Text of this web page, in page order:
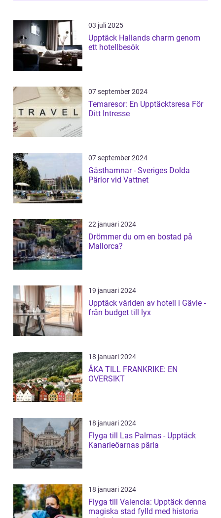
03 juli 2025
Upptäck Hallands charm genom
ett hotellbesök
07 september 2024
Temaresor: En Upptäcktsresa För
Ditt Intresse
07 september 2024
Gästhamnar - Sveriges Dolda
Pärlor vid Vattnet
22 januari 2024
Drömmer du om en bostad på
Mallorca?
19 januari 2024
Upptäck världen av hotell i Gävle -
från budget till lyx
18 januari 2024
ÅKA TILL FRANKRIKE: EN
OVERSIKT
18 januari 2024
Flyga till Las Palmas - Upptäck
Kanarieöarnas pärla
18 januari 2024
Flyga till Valencia: Upptäck denna
magiska stad fylld med historia